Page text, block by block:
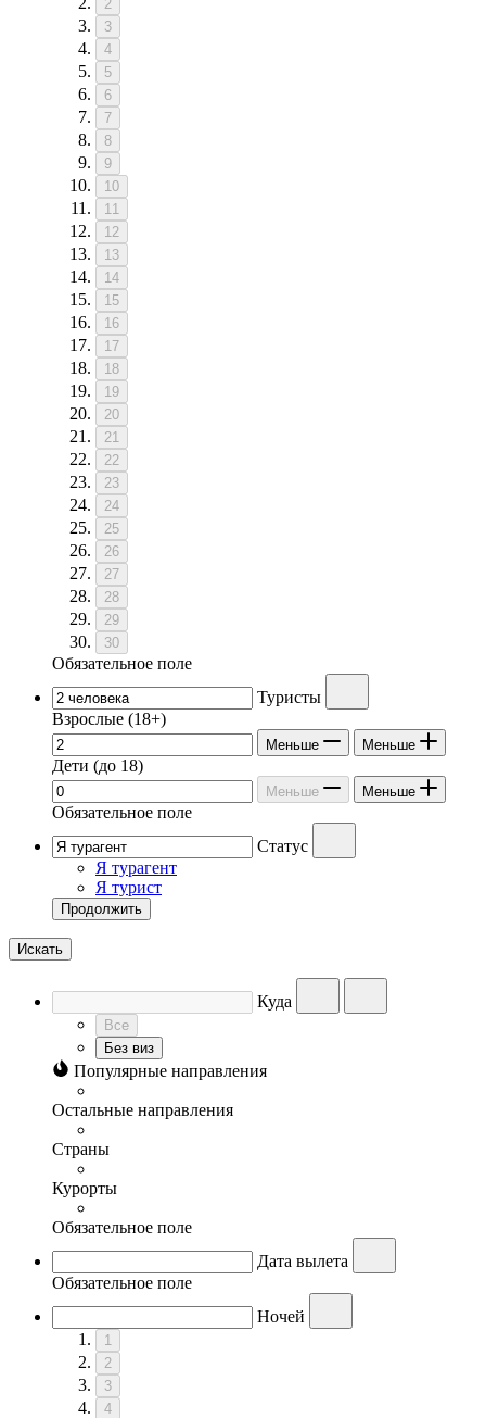
2
3
4
5
6
7
8
9
10
11
12
13
14
15
16
17
18
19
20
21
22
23
24
25
26
27
28
29
30
Обязательное поле
Туристы
Взрослые (18+)
Меньше Меньше
Дети (до 18)
Меньше Меньше
Обязательное поле
Статус
Я турагент
Я турист
Продолжить
Искать
Куда
Все
Без виз
Популярные направления
Остальные направления
Страны
Курорты
Обязательное поле
Дата вылета
Обязательное поле
Ночей
1
2
3
4